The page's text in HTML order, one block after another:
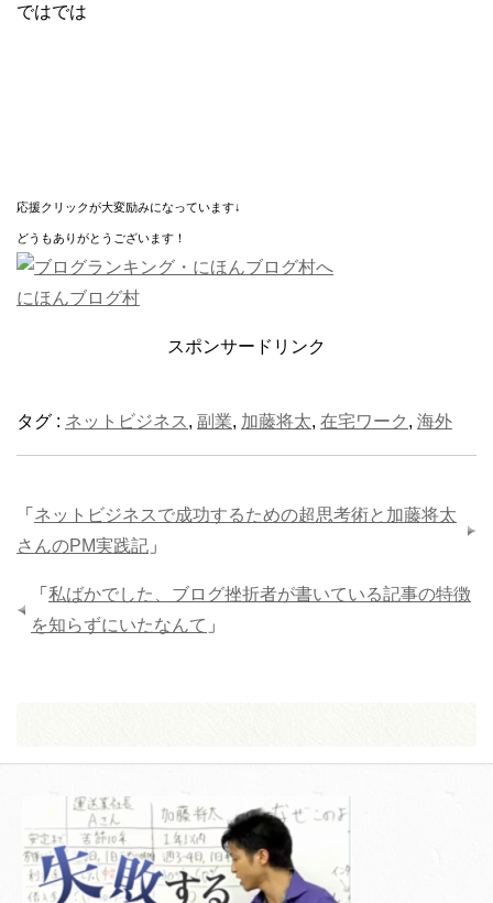
ではでは
応援クリックが大変励みになっています↓
どうもありがとうございます！
にほんブログ村
スポンサードリンク
タグ : ネットビジネス , 副業, 加藤将太, 在宅ワーク , 海外
「 ネットビジネスで成功するための超思考術と加藤将太
さんのPM実践記 」
「 私ばかでした、ブログ挫折者が書いている記事の特徴
を知らずにいたなんて 」